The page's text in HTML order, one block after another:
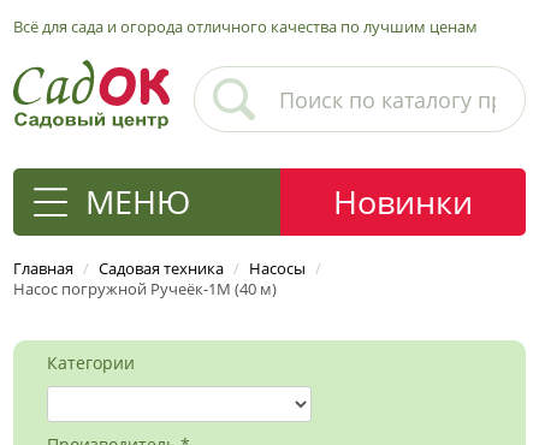
Всё для сада и огорода отличного качества по лучшим ценам
МЕНЮ Новинки
Главная / Садовая техника / Насосы /
Насос погружной Ручеёк-1М (40 м)
Категории